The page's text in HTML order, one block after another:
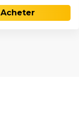
Acheter